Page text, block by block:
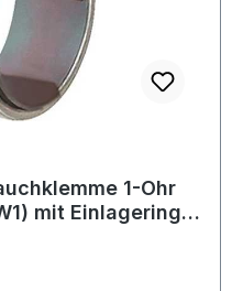
1-Ohr
mit Einlagering